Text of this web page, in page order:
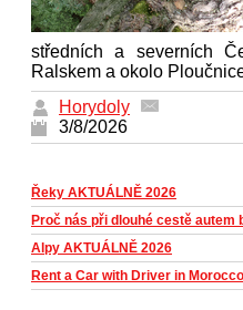
středních a severních
Ralskem a okolo
Horydoly
3/8/2026
Řeky AKTUÁLNĚ 2026
Proč nás při dlouhé cestě autem
Alpy AKTUÁLNĚ 2026
Rent a Car with Driver in Morocco